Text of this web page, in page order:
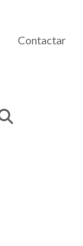
Contactar